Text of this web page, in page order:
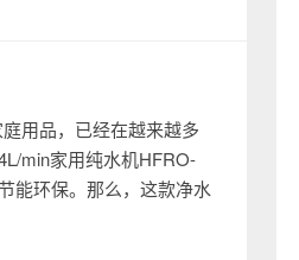
用品，已经在越来越多
min家用纯水机HFRO-
能环保。那么，这款净水